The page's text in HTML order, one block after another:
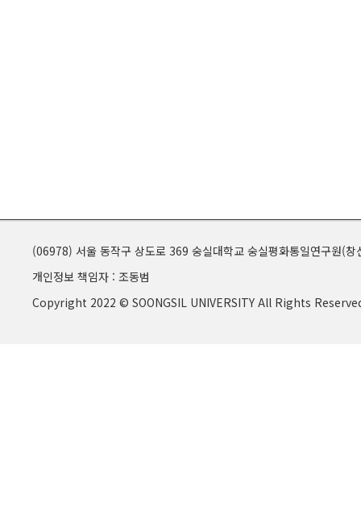
(06978) 서울 동작구 상도로 369 숭실대학교 숭실평화통일연구원(
개인정보 책임자 : 조동범
Copyright 2022 © SOONGSIL UNIVERSITY All Rights